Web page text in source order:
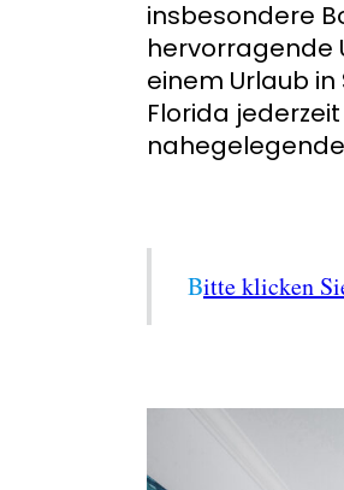
insbesondere
hervorragende
einem Urlaub in
Florida
Bitte klicken